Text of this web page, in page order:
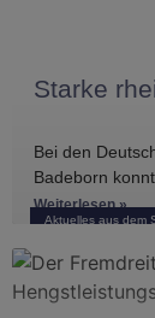
Aktuelles aus dem
Starke
Bei den
Badeborn
mehreren
Koitka erreichte
Weiterlesen »